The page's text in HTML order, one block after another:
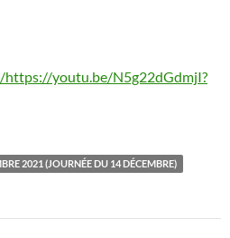
/https://youtu.be/N5g22dGdmjI?
2021 (JOURNÉE DU 14 DÉCEMBRE)